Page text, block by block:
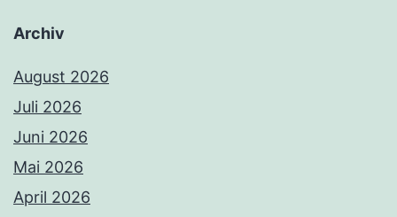
Archiv
August 2026
Juli 2026
Juni 2026
Mai 2026
April 2026